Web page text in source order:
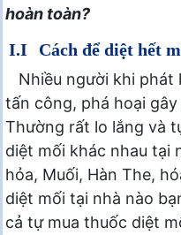
hoàn toàn?
I.I Cách để diệt hết
Nhiều người khi phát
tấn công, phá hoại
Thường rất lo lắng và
diệt mối khác nhau tại
hỏa, Muối, Hàn The,
diệt mối tại nhà nào
cả tự mua thuốc diệt